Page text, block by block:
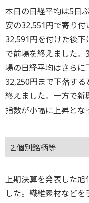
本日の日経平均は5日
安の32,551円で寄り
32,591円を付けた後
で前場を終えました
場の日経平均はさら
32,250円まで下落す
終えました。一方で新
指数が小幅に上昇とな
2.個別銘柄等
上期決算を発表した旭
した。繊維素材など